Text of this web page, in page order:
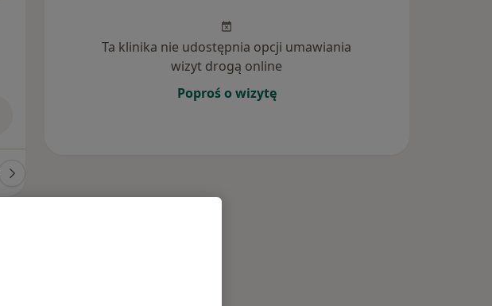
Ta klinika nie udostępnia opcji umawiania
wizyt drogą online
Poproś o wizytę